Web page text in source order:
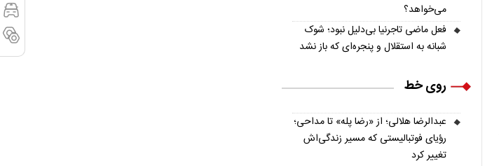
می‌خواهد؟
فعل ماضی تاجرنیا بی‌دلیل نبود؛ شوک
شبانه به استقلال و پنجره‌ای که باز نشد
روی خط
عبدالرضا هلالی؛ از «رضا پله» تا مداحی؛
رؤیای فوتبالیستی که مسیر زندگی‌اش
تغییر کرد